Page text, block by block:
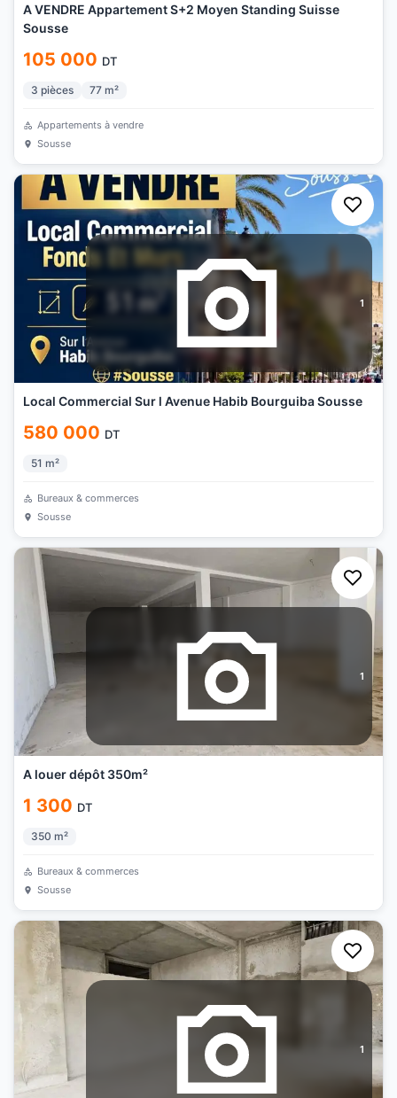
A VENDRE Appartement S+2 Moyen Standing Suisse
Sousse
105 000 DT
3 pièces 77 m²
Appartements à vendre
Sousse
1
Local Commercial Sur l Avenue Habib Bourguiba Sousse
580 000 DT
51 m²
Bureaux & commerces
Sousse
1
A louer dépôt 350m²
1 300 DT
350 m²
Bureaux & commerces
Sousse
1